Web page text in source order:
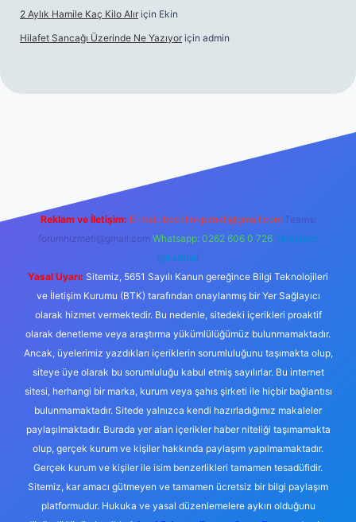
2 Aylık Hamile Kaç Kilo Alır için Ekin
Hilafet Sancağı Üzerinde Ne Yazıyor için admin
Reklam ve İletişim: E-mail: backlinkpaneli@gmail.com Teams:
forumhizmeti@gmail.com Whatsapp: 0262 606 0 726 Telegram:
@karabul
Yasal Uyarı: Sitemiz, 5651 Sayılı Kanun gereğince Bilgi Teknolojileri
ve İletişim Kurumu (BTK) tarafından onaylanmış bir Yer Sağlayıcı
olarak hizmet vermektedir. Bu nedenle, sitedeki içerikleri proaktif
olarak denetleme veya araştırma yükümlülüğümüz bulunmamaktadır.
Ancak, üyelerimiz yazdıkları içeriklerin sorumluluğunu taşımakta olup,
siteye üye olarak bu sorumluluğu kabul etmiş sayılırlar. Bu internet
sitesi, herhangi bir marka, kurum veya şahıs şirketi ile hiçbir bağlantısı
bulunmamaktadır. Sitede yalnızca kendi hazırladığımız makaleler
paylaşılmaktadır. Burada yer alan içerikler haber niteliği taşımamakta
olup, gerçek kurum ve kişiler hakkında paylaşım yapılmamaktadır.
Gerçek kurum ve kişiler ile isim benzerlikleri tamamen tesadüfidir.
Sitemiz, kar amacı gütmeyen ve tamamen ücretsiz bir bilgi paylaşım
platformudur. Hukuka ve yasal düzenlemelere aykırı olduğunu